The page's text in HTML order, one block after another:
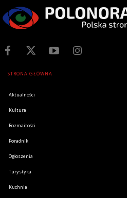
STRONA GŁÓWNA
Aktualności
Kultura
Rozmaitości
Poradnik
Ogłoszenia
Turystyka
Kuchnia